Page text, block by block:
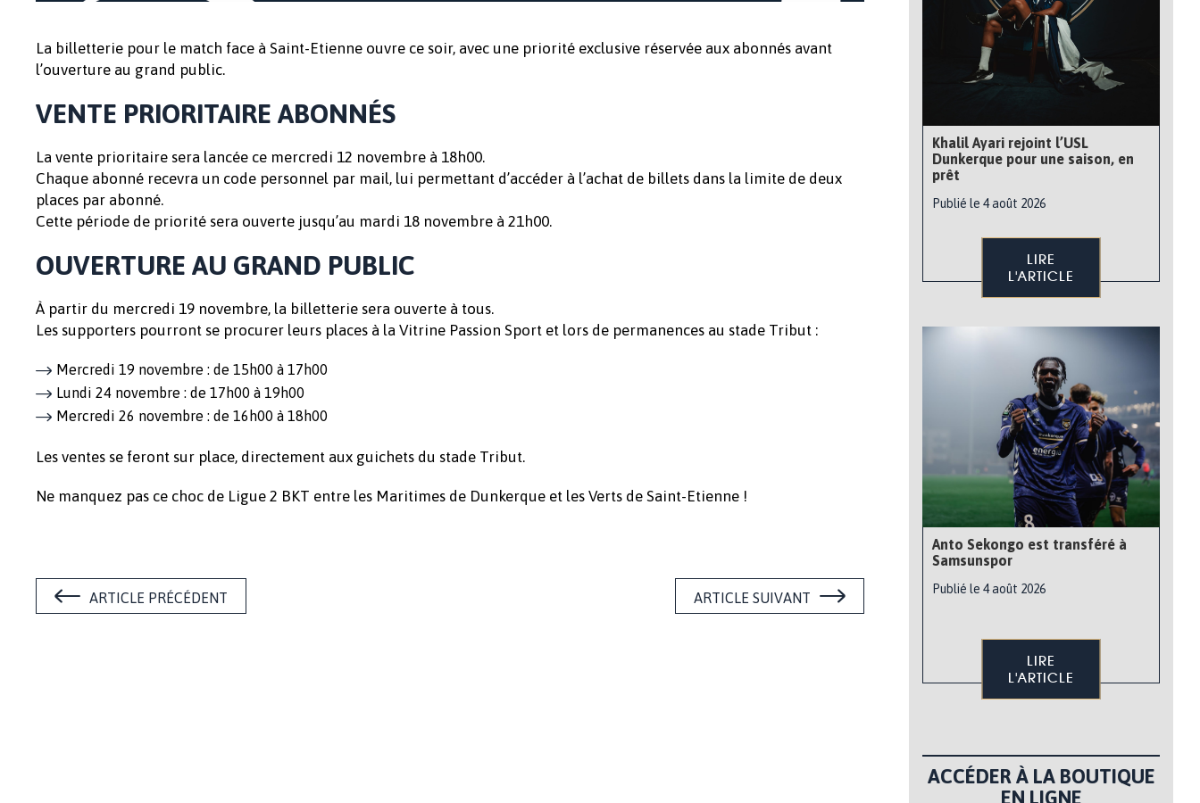
La billetterie pour le match face à Saint-Etienne ouvre ce soir, avec une priorité exclusive réservée aux abonnés avant
l’ouverture au grand public.
VENTE PRIORITAIRE ABONNÉS
La vente prioritaire sera lancée ce mercredi 12 novembre à 18h00.
Chaque abonné recevra un code personnel par mail, lui permettant d’accéder à l’achat de billets dans la limite de deux
places par abonné.
Cette période de priorité sera ouverte jusqu’au mardi 18 novembre à 21h00.
OUVERTURE AU GRAND PUBLIC
À partir du mercredi 19 novembre, la billetterie sera ouverte à tous.
Les supporters pourront se procurer leurs places à la Vitrine Passion Sport et lors de permanences au stade Tribut :
Mercredi 19 novembre : de 15h00 à 17h00
Lundi 24 novembre : de 17h00 à 19h00
Mercredi 26 novembre : de 16h00 à 18h00
Les ventes se feront sur place, directement aux guichets du stade Tribut.
Ne manquez pas ce choc de Ligue 2 BKT entre les Maritimes de Dunkerque et les Verts de Saint-Etienne !
ARTICLE PRÉCÉDENT ARTICLE SUIVANT
Khalil Ayari rejoint l’USL
Dunkerque pour une saison, en
prêt
Publié le 4 août 2026
LIRE
L'ARTICLE
Anto Sekongo est transféré à
Samsunspor
Publié le 4 août 2026
LIRE
L'ARTICLE
ACCÉDER À LA BOUTIQUE
EN LIGNE